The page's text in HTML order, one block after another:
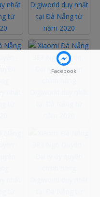
Facebook